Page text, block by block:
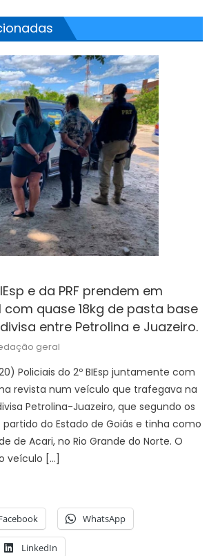
e da PRF prendem em
quase 18kg de pasta base
entre Petrolina e Juazeiro.
geral
Policiais do 2º BIEsp juntamente com
revista num veículo que trafegava na
Petrolina-Juazeiro, que segundo os
do Estado de Goiás e tinha como
de Acari, no Rio Grande do Norte. O
veículo […]
WhatsApp
LinkedIn